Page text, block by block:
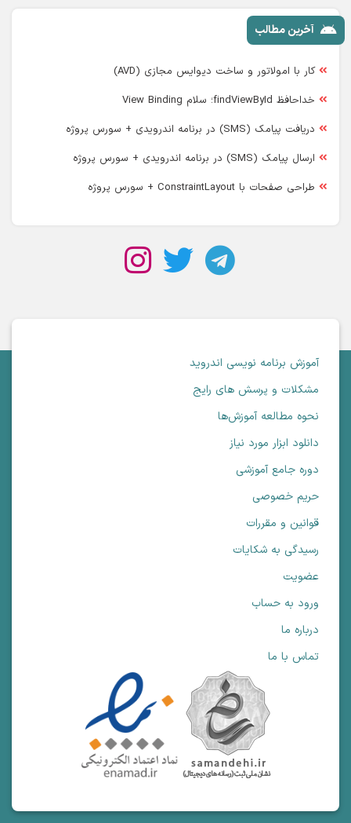
آخرین مطالب
کار با امولاتور و ساخت دیوایس مجازی (AVD)
خداحافظ findViewById؛ سلام View Binding
دریافت پیامک (SMS) در برنامه اندرویدی + سورس پروژه
ارسال پیامک (SMS) در برنامه اندرویدی + سورس پروژه
طراحی صفحات با ConstraintLayout + سورس پروژه
آموزش برنامه نویسی اندروید
مشکلات و پرسش های رایج
نحوه مطالعه آموزش‌ها
دانلود ابزار مورد نیاز
دوره جامع آموزشی
حریم خصوصی
قوانین و مقررات
رسیدگی به شکایات
عضویت
ورود به حساب
درباره ما
تماس با ما